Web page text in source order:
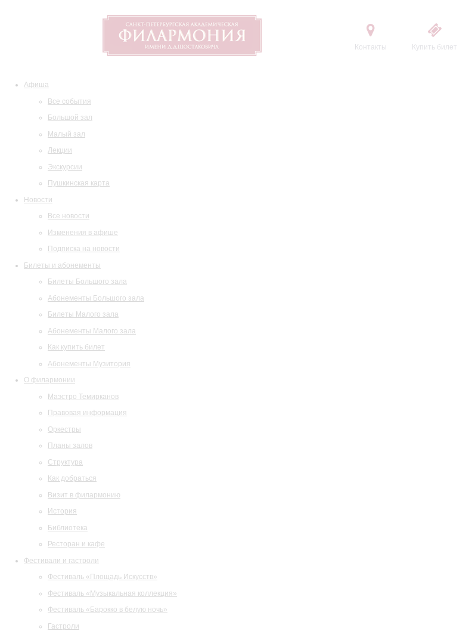
Контакты Купить билет
Афиша
Все события
Большой зал
Малый зал
Лекции
Экскурсии
Пушкинская карта
Новости
Все новости
Изменения в афише
Подписка на новости
Билеты и абонементы
Билеты Большого зала
Абонементы Большого зала
Билеты Малого зала
Абонементы Малого зала
Как купить билет
Абонементы Музитория
О филармонии
Маэстро Темирканов
Правовая информация
Оркестры
Планы залов
Структура
Как добраться
Визит в филармонию
История
Библиотека
Ресторан и кафе
Фестивали и гастроли
Фестиваль «Площадь Искусств»
Фестиваль «Музыкальная коллекция»
Фестиваль «Барокко в белую ночь»
Гастроли